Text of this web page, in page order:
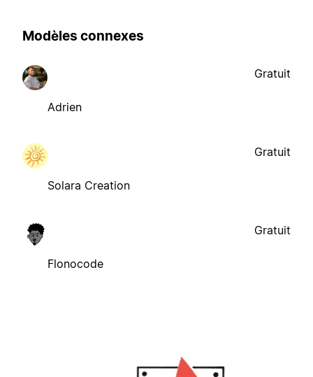
Modèles connexes
Adrien
Gratuit
Solara Creation
Gratuit
Flonocode
Gratuit